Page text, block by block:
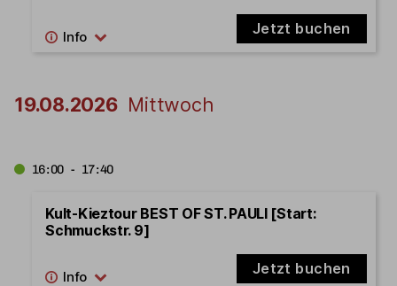
Jetzt buchen
19.08.2026 Mittwoch
16:00 - 17:40
Kult-Kieztour BEST OF ST. PAULI [Start:
Schmuckstr. 9]
Jetzt buchen